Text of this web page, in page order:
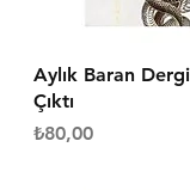
Hızlı
Aylık Baran
Çıktı
Fiyat
₺80,00